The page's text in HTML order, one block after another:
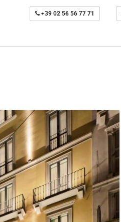
+39 02 56 56 77 71